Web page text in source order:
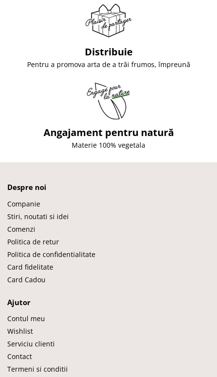
Distribuie
Pentru a promova arta de a trăi frumos, împreună
Angajament pentru natură
Materie 100% vegetala
Despre noi
Companie
Stiri, noutati si idei
Comenzi
Politica de retur
Politica de confidentialitate
Card fidelitate
Card Cadou
Ajutor
Contul meu
Wishlist
Serviciu clienti
Contact
Termeni si conditii